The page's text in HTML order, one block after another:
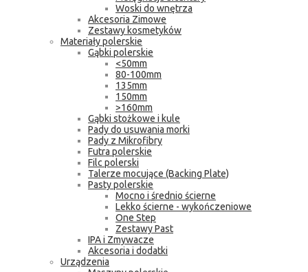
Woski do wnętrza
Akcesoria Zimowe
Zestawy kosmetyków
Materiały polerskie
Gąbki polerskie
<50mm
80-100mm
135mm
150mm
>160mm
Gąbki stożkowe i kule
Pady do usuwania morki
Pady z Mikrofibry
Futra polerskie
Filc polerski
Talerze mocujące (Backing Plate)
Pasty polerskie
Mocno i średnio ścierne
Lekko ścierne - wykończeniowe
One Step
Zestawy Past
IPA i Zmywacze
Akcesoria i dodatki
Urządzenia